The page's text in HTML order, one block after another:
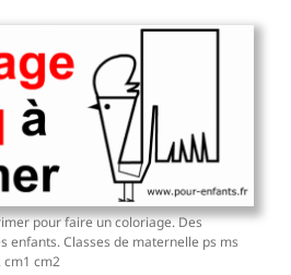
pour faire un coloriage. Des
enfants. Classes de maternelle ps ms
cm1 cm2